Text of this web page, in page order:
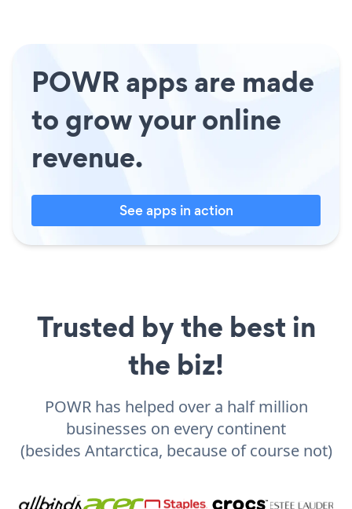
POWR apps are made
to grow your online
revenue.
See apps in action
Trusted by the best in
the biz!
POWR has helped over a half million
businesses on every continent
(besides Antarctica, because of course not)